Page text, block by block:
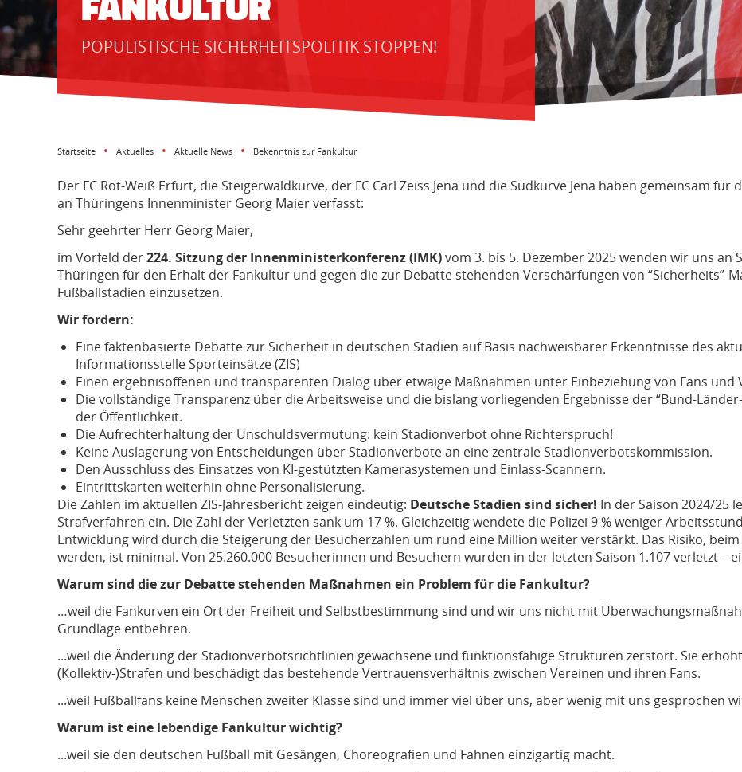
POPULISTISCHE SICHERHEITSPOLITIK STOPPEN!
Startseite Aktuelles Aktuelle News Bekenntnis zur Fankultur
Der FC Rot-Weiß Erfurt, die Steigerwaldkurve, der FC Carl Zeiss Jena und die Südkurve Jena haben gemeinsam
an Thüringens Innenminister Georg Maier verfasst:
Sehr geehrter Herr Georg Maier,
im Vorfeld der224. Sitzung der Innenministerkonferenz (IMK)vom 3. bis 5. Dezember 2025 wenden wir uns
Thüringen für den Erhalt der Fankultur und gegen die zur Debatte stehenden Verschärfungen von “Sicherheits”-
Fußballstadien einzusetzen.
Wir fordern:
Eine faktenbasierte Debatte zur Sicherheit in deutschen Stadien auf Basis nachweisbarer Erkenntnisse des
Informationsstelle Sporteinsätze (ZIS)
Einen ergebnisoffenen und transparenten Dialog über etwaige Maßnahmen unter Einbeziehung von Fans und
Die vollständige Transparenz über die Arbeitsweise und die bislang vorliegenden Ergebnisse der “Bund-
der Öffentlichkeit.
Die Aufrechterhaltung der Unschuldsvermutung: kein Stadionverbot ohne Richterspruch!
Keine Auslagerung von Entscheidungen über Stadionverbote an eine zentrale Stadionverbotskommission.
Den Ausschluss des Einsatzes von KI-gestützten Kamerasystemen und Einlass-Scannern.
Eintrittskarten weiterhin ohne Personalisierung.
Die Zahlen im aktuellen ZIS-Jahresbericht zeigen eindeutig: Deutsche Stadien sind sicher! In der Saison 2024/25
Strafverfahren ein. Die Zahl der Verletzten sank um 17 %. Gleichzeitig wendete die Polizei 9 % weniger
Entwicklung wird durch die Steigerung der Besucherzahlen um rund eine Million weiter verstärkt. Das Risiko,
werden, ist minimal. Von 25.260.000 Besucherinnen und Besuchern wurden in der letzten Saison 1.107 verletzt –
Warum sind die zur Debatte stehenden Maßnahmen ein Problem für die Fankultur?
…weil die Fankurven ein Ort der Freiheit und Selbstbestimmung sind und wir uns nicht mit
Grundlage entbehren.
...weil die Änderung der Stadionverbotsrichtlinien gewachsene und funktionsfähige Strukturen zerstört. Sie
(Kollektiv-)Strafen und beschädigt das bestehende Vertrauensverhältnis zwischen Vereinen und ihren Fans.
...weil Fußballfans keine Menschen zweiter Klasse sind und immer viel über uns, aber wenig mit uns gesprochen
Warum ist eine lebendige Fankultur wichtig?
...weil sie den deutschen Fußball mit Gesängen, Choreografien und Fahnen einzigartig macht.